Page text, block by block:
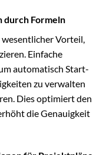
durch Formeln
Vorteil,
Einfache
automatisch Start-
zu verwalten
Dies optimiert den
die Genauigkeit